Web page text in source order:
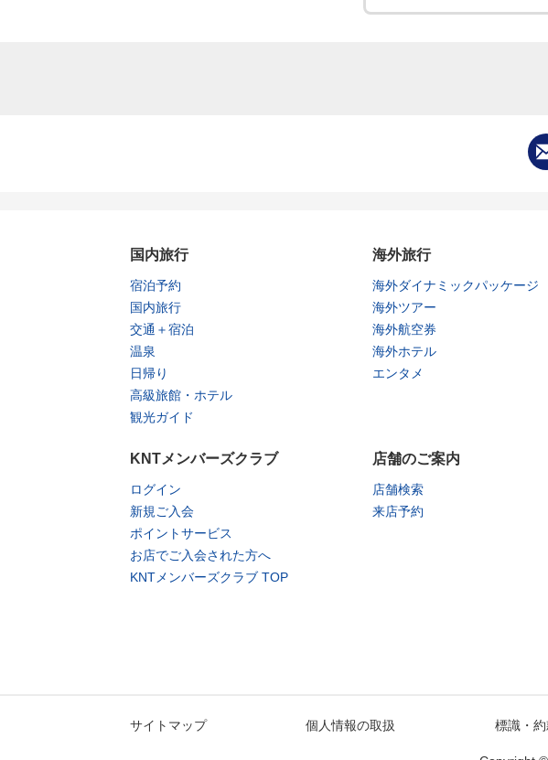
国内旅行
宿泊予約
国内旅行
交通＋宿泊
温泉
日帰り
高級旅館・ホテル
観光ガイド
海外旅行
海外ダイナミックパッケージ
海外ツアー
海外航空券
海外ホテル
エンタメ
KNTメンバーズクラブ
ログイン
新規ご入会
ポイントサービス
お店でご入会された方へ
KNTメンバーズクラブ TOP
店舗のご案内
店舗検索
来店予約
サイトマップ 個人情報の取扱 標識・約